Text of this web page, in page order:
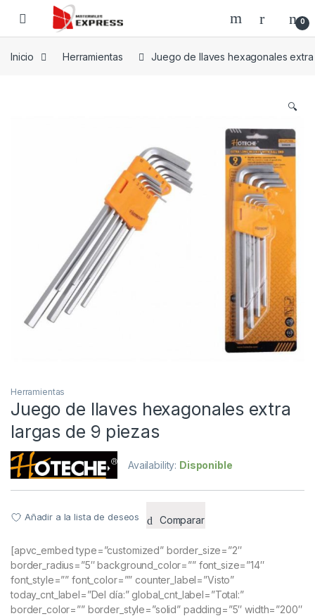
Skip to navigation
Skip to content
0
Inicio Herramientas Juego de llaves hexagonales
🔍
Herramientas
Juego de llaves hexagonales extra
largas de 9 piezas
Availability: Disponible
Añadir a la lista de deseos Comparar
[apvc_embed type=”customized” border_size=”2″
border_radius=”5″ background_color=”” font_size=”14″
font_style=”” font_color=”” counter_label=”Visto”
today_cnt_label=”Del día:” global_cnt_label=”Total:”
border_color=”” border_style=”solid” padding=”5″ width=”200″